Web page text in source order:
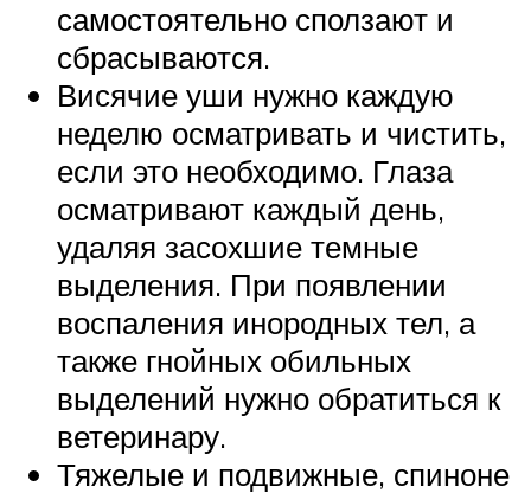
самостоятельно сползают и
сбрасываются.
Висячие уши нужно каждую
неделю осматривать и чистить,
если это необходимо. Глаза
осматривают каждый день,
удаляя засохшие темные
выделения. При появлении
воспаления инородных тел, а
также гнойных обильных
выделений нужно обратиться к
ветеринару.
Тяжелые и подвижные, спиноне